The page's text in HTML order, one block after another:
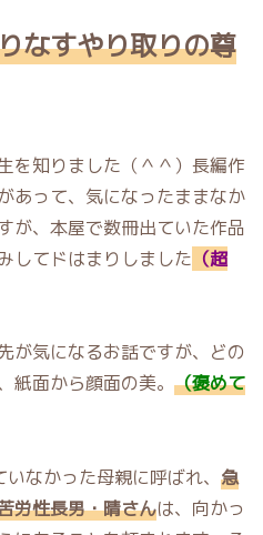
なすやり取りの尊
知りました（＾＾）長編作
あって、気になったままなか
が、本屋で数冊出ていた作品
してドはまりしました （超
が気になるお話ですが、どの
紙面から顔面の美。 （褒めて
なかった母親に呼ばれ、 急
労性長男・晴さんは、向かっ